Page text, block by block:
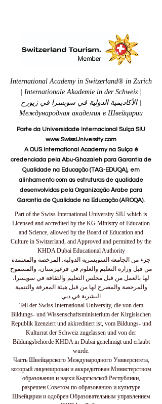
International Academy in Switzerland® in Zurich
| Internationale Akademie in der Schweiz |
الأكاديمية الدولية في سويسرا في زيورخ |
Международная академия в Швейцарии
Parte da Universidade Internacional Suíça SIU
www.SwissUniversity.com
A OUS International Academy na Suíça é
credenciada pela Abu-Ghazaleh para Garantia de
Qualidade na Educação (TAG-EDUQA), em
alinhamento com as estruturas de qualidade
desenvolvidas pela Organização Árabe para
Garantia de Qualidade na Educação (AROQA).
Part of the Swiss International University SIU which is
Licensed and accredited by the KG Ministry of Education
and Science, allowed by the Board of Education and
Culture in Switzerland, and Approved and permitted by the
KHDA Dubai Educational Authority
جزء من الجامعة السويسرية الدولية، المرخصة والمعتمدة
من قبل وزارة التعليم والعلوم في قرغيزستان، والمسموح
لها بالعمل من قبل مجلس التعليم والثقافة في سويسرا،
والمرخصة والمصرح لها من قبل هيئة المعرفة والتنمية
البشرية في دبي
Teil der Swiss International University, die von dem
Bildungs- und Wissenschaftsministerium der Kirgisischen
Republik lizenziert und akkreditiert ist, vom Bildungs- und
Kulturrat der Schweiz zugelassen und von der
Bildungsbehörde KHDA in Dubai genehmigt und erlaubt
wurde.
Часть Швейцарского Международного Университета,
который лицензирован и аккредитован Министерством
образования и науки Кыргызской Республики,
разрешен Советом по образованию и культуре
Швейцарии и одобрен Образовательным управлением